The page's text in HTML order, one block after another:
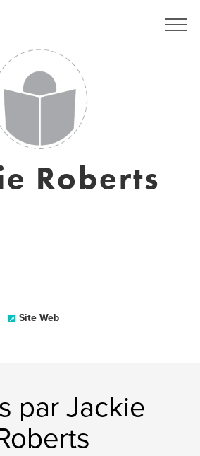
Roberts
Site Web
par Jackie